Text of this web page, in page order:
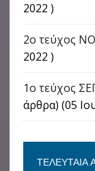
2022 )
2ο τεύχος
2022 )
1ο τεύχος
άρθρα) (05
ΤΕΛΕΥΤΑΊΑ